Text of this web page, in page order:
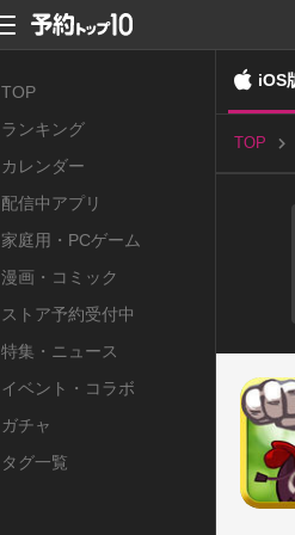
TOP
ランキング
カレンダー
配信中アプリ
家庭用・PCゲーム
漫画・コミック
ストア予約受付中
特集・ニュース
イベント・コラボ
ガチャ
タグ一覧
iOS
TOP